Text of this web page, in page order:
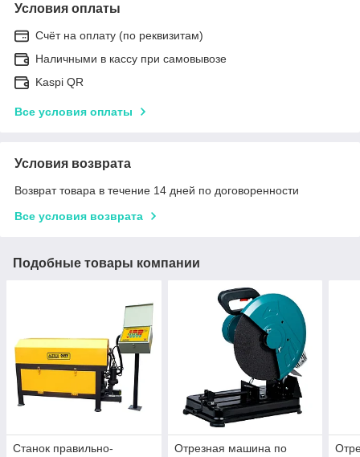
Условия оплаты
Счёт на оплату (по реквизитам)
Наличными в кассу при самовывозе
Kaspi QR
Все условия оплаты
Условия возврата
Возврат товара в течение 14 дней по договоренности
Все условия возврата
Подобные товары компании
Станок правильно-
Отрезная машина по